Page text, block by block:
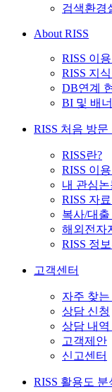
검색환경
About RISS
RISS 이
RISS 지식
DB연계
BI 및 배
RISS 처음 방문
RISS란?
RISS 이
내 관심
RISS 자
복사/대
해외전자
RISS 정
고객센터
자주 찾는
상담 신청
상담 내역
고객제안
신고센터
RISS 활용도 분